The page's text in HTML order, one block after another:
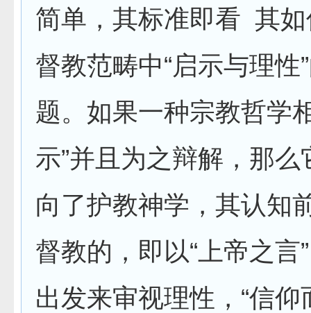
简单，其标准即看 其
督教范畴中“启示与理性
题。如果一种宗教哲学
示”并且为之辩解，那
向了护教神学，其认知
督教的，即以“上帝之言
出发来审视理性，“信仰